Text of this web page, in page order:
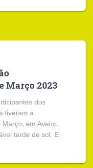
Março 2023
dos
tiveram a
em Aveiro,
tarde de sol. E